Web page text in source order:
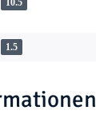
10.5
1.5